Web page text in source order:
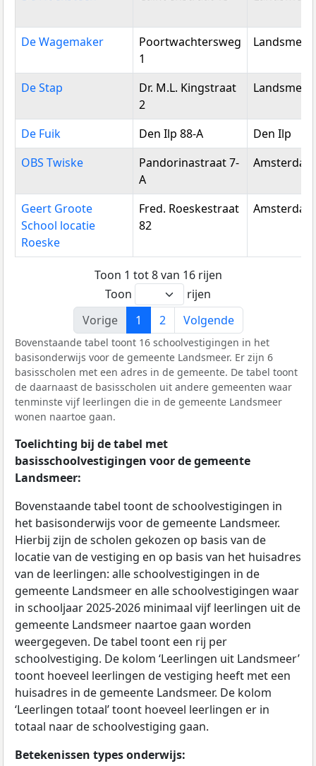
De Wagemaker
Poortwachtersweg
1
Landsmeer
De Stap
Dr. M.L. Kingstraat
2
Landsmeer
De Fuik Den Ilp 88-A
Den Ilp
OBS Twiske
Pandorinastraat 7-
A
Amsterdam
Geert Groote
School locatie
Roeske
Fred. Roeskestraat
82
Amsterdam
Toon 1 tot 8 van 16 rijen
Toon
rijen
Vorige
1 2 Volgende
Bovenstaande tabel toont 16 schoolvestigingen in het
basisonderwijs voor de gemeente Landsmeer. Er zijn 6
basisscholen met een adres in de gemeente. De tabel toont
de daarnaast de basisscholen uit andere gemeenten waar
tenminste vijf leerlingen die in de gemeente Landsmeer
wonen naartoe gaan.
Toelichting bij de tabel met
basisschoolvestigingen voor de gemeente
Landsmeer:
Bovenstaande tabel toont de schoolvestigingen in
het basisonderwijs voor de gemeente Landsmeer.
Hierbij zijn de scholen gekozen op basis van de
locatie van de vestiging en op basis van het huisadres
van de leerlingen: alle schoolvestigingen in de
gemeente Landsmeer en alle schoolvestigingen waar
in schooljaar 2025-2026 minimaal vijf leerlingen uit de
gemeente Landsmeer naartoe gaan worden
weergegeven. De tabel toont een rij per
schoolvestiging. De kolom ‘Leerlingen uit Landsmeer’
toont hoeveel leerlingen de vestiging heeft met een
huisadres in de gemeente Landsmeer. De kolom
‘Leerlingen totaal’ toont hoeveel leerlingen er in
totaal naar de schoolvestiging gaan.
Betekenissen types onderwijs: